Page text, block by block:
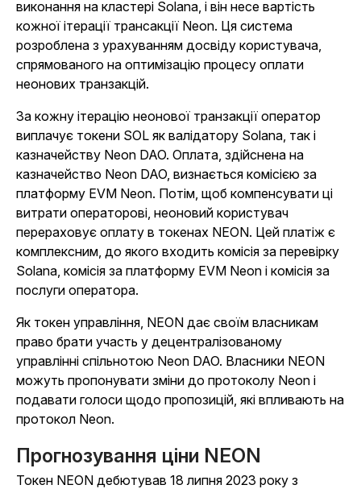
виконання на кластері Solana, і він несе вартість
кожної ітерації трансакції Neon. Ця система
розроблена з урахуванням досвіду користувача,
спрямованого на оптимізацію процесу оплати
неонових транзакцій.
За кожну ітерацію неонової транзакції оператор
виплачує токени SOL як валідатору Solana, так і
казначейству Neon DAO. Оплата, здійснена на
казначейство Neon DAO, визнається комісією за
платформу EVM Neon. Потім, щоб компенсувати ці
витрати операторові, неоновий користувач
перераховує оплату в токенах NEON. Цей платіж є
комплексним, до якого входить комісія за перевірку
Solana, комісія за платформу EVM Neon і комісія за
послуги оператора.
Як токен управління, NEON дає своїм власникам
право брати участь у децентралізованому
управлінні спільнотою Neon DAO. Власники NEON
можуть пропонувати зміни до протоколу Neon і
подавати голоси щодо пропозицій, які впливають на
протокол Neon.
Прогнозування ціни NEON
Токен NEON дебютував 18 липня 2023 року з